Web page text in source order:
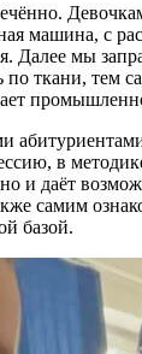
машина, с
Далее мы
по ткани, тем
в
и даёт
самим
базой.